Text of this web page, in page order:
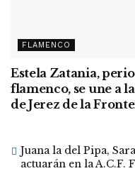
FLAMENCO
Estela Zatania,
flamenco, se une a
de Jerez de la
Juana la del Pipa,
actuarán en la